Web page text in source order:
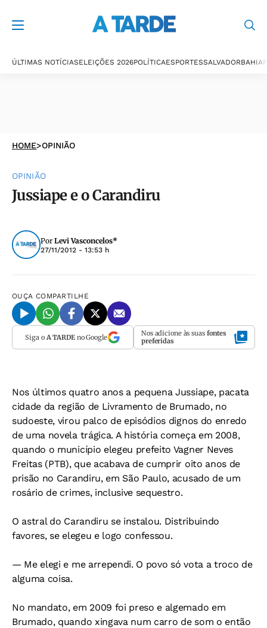
ÚLTIMAS NOTÍCIASELEIÇÕES 2026POLÍTICAESPORTESSALVADORBAHIA
HOME>OPINIÃO
OPINIÃO
Jussiape e o Carandiru
Por Levi Vasconcelos*
27/11/2012 - 13:53 h
OUÇA COMPARTILHE
Siga o A TARDEno Google Nos adicione às suas fontes
preferidas
Nos últimos quatro anos a pequena Jussiape, pacata
cidade da região de Livramento de Brumado, no
sudoeste, virou palco de episódios dignos do enredo
de uma novela trágica. A história começa em 2008,
quando o município elegeu prefeito Vagner Neves
Freitas (PTB), que acabava de cumprir oito anos de
prisão no Carandiru, em São Paulo, acusado de um
rosário de crimes, inclusive sequestro.
O astral do Carandiru se instalou. Distribuindo
favores, se elegeu e logo confessou.
— Me elegi e me arrependi. O povo só vota a troco de
alguma coisa.
No mandato, em 2009 foi preso e algemado em
Brumado, quando xingava num carro de som o então